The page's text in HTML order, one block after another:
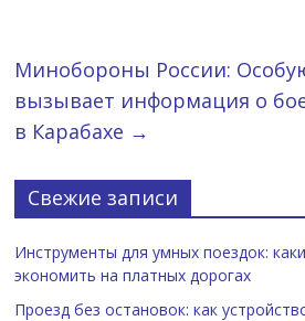
Минобороны России:
вызывает информация о
в Карабахе →
Свежие записи
Инструменты для умных поездок:
экономить на платных дорогах
Проезд без остановок: как